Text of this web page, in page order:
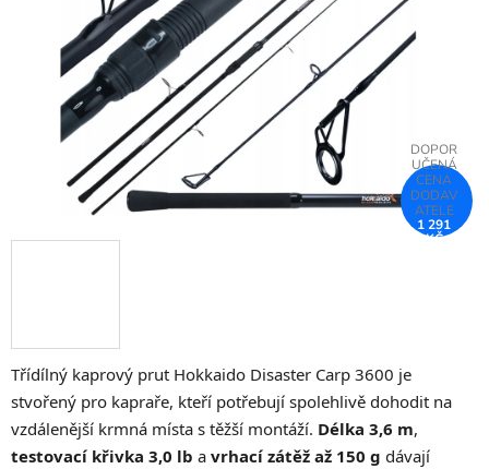
Třídílný kaprový prut Hokkaido Disaster Carp 3600 je
stvořený pro kapraře, kteří potřebují spolehlivě dohodit na
vzdálenější krmná místa s těžší montáží. Délka 3,6 m,
testovací křivka 3,0 lb a vrhací zátěž až 150 g dávají
1 291
KČ